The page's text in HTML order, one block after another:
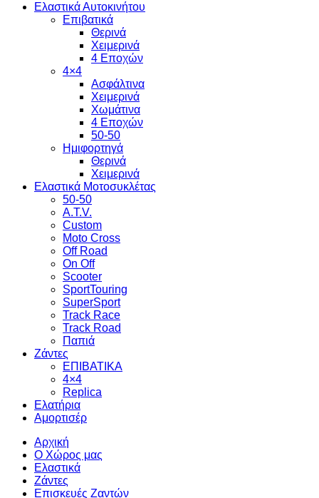
Ελαστικά Αυτοκινήτου
Επιβατικά
Θερινά
Χειμερινά
4 Εποχών
4×4
Ασφάλτινα
Χειμερινά
Χωμάτινα
4 Εποχών
50-50
Ημιφορτηγά
Θερινά
Χειμερινά
Ελαστικά Μοτοσυκλέτας
50-50
A.T.V.
Custom
Moto Cross
Off Road
On Off
Scooter
SportTouring
SuperSport
Track Race
Track Road
Παπιά
Ζάντες
ΕΠΙΒΑΤΙΚΑ
4×4
Replica
Ελατήρια
Αμορτισέρ
Αρχική
Ο Χώρος μας
Ελαστικά
Ζάντες
Επισκευές Ζαντών